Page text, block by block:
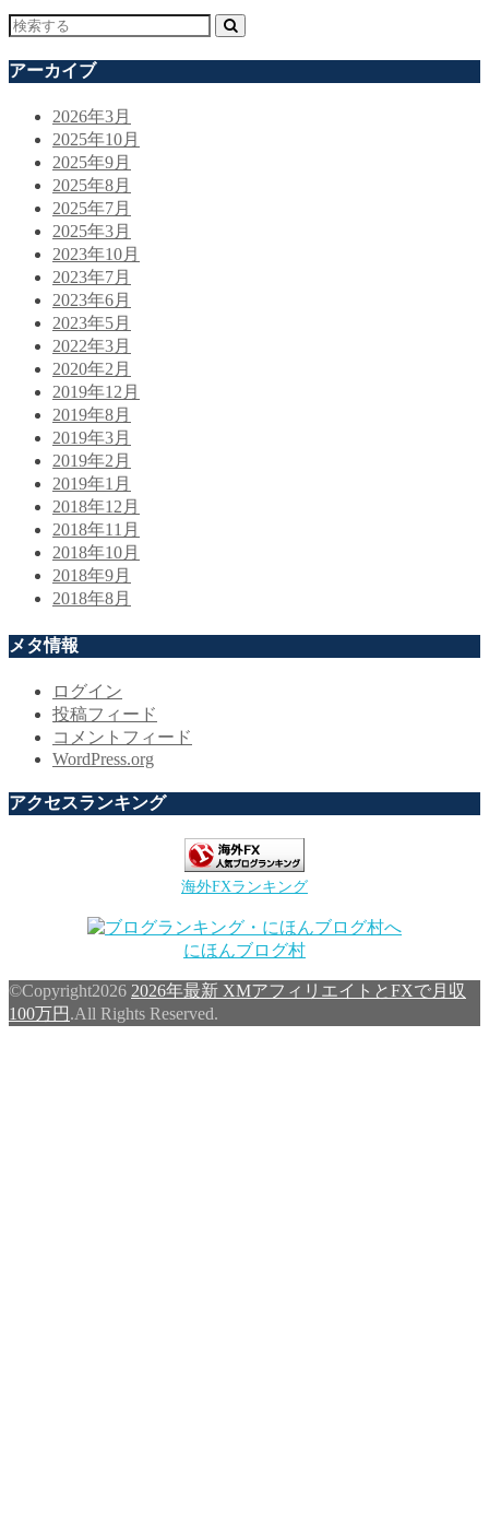
アーカイブ
2026年3月
2025年10月
2025年9月
2025年8月
2025年7月
2025年3月
2023年10月
2023年7月
2023年6月
2023年5月
2022年3月
2020年2月
2019年12月
2019年8月
2019年3月
2019年2月
2019年1月
2018年12月
2018年11月
2018年10月
2018年9月
2018年8月
メタ情報
ログイン
投稿フィード
コメントフィード
WordPress.org
アクセスランキング
海外FXランキング
にほんブログ村
©Copyright2026 2026年最新 XMアフィリエイトとFXで月収
100万円 .All Rights Reserved.